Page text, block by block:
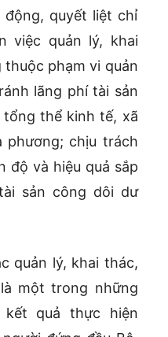
quyết liệt chỉ
việc quản lý, khai
phạm vi quản
lãng phí tài sản
thể kinh tế, xã
phương; chịu trách
độ và hiệu quả sắp
sản công dôi dư
quản lý, khai thác,
một trong những
quả thực hiện